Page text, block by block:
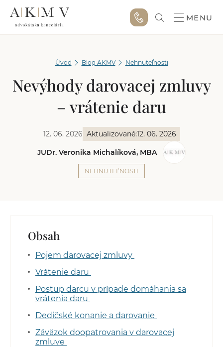
MENU
Úvod Blog AKMV Nehnuteľnosti
Nevýhody darovacej zmluvy
– vrátenie daru
12. 06. 2026 Aktualizované:12. 06. 2026
JUDr. Veronika Michalíková, MBA
NEHNUTEĽNOSTI
Obsah
Pojem darovacej zmluvy
Vrátenie daru
Postup darcu v prípade domáhania sa
vrátenia daru
Dedičské konanie a darovanie
Záväzok doopatrovania v darovacej
zmluve